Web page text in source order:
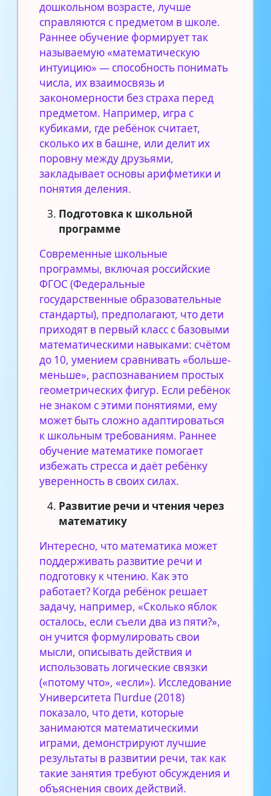
дошкольном возрасте, лучше
справляются с предметом в школе.
Раннее обучение формирует так
называемую «математическую
интуицию» — способность понимать
числа, их взаимосвязь и
закономерности без страха перед
предметом. Например, игра с
кубиками, где ребёнок считает,
сколько их в башне, или делит их
поровну между друзьями,
закладывает основы арифметики и
понятия деления.
Подготовка к школьной
программе
Современные школьные
программы, включая российские
ФГОС (Федеральные
государственные образовательные
стандарты), предполагают, что дети
приходят в первый класс с базовыми
математическими навыками: счётом
до 10, умением сравнивать «больше-
меньше», распознаванием простых
геометрических фигур. Если ребёнок
не знаком с этими понятиями, ему
может быть сложно адаптироваться
к школьным требованиям. Раннее
обучение математике помогает
избежать стресса и даёт ребёнку
уверенность в своих силах.
Развитие речи и чтения через
математику
Интересно, что математика может
поддерживать развитие речи и
подготовку к чтению. Как это
работает? Когда ребёнок решает
задачу, например, «Сколько яблок
осталось, если съели два из пяти?»,
он учится формулировать свои
мысли, описывать действия и
использовать логические связки
(«потому что», «если»). Исследование
Университета Пurdue (2018)
показало, что дети, которые
занимаются математическими
играми, демонстрируют лучшие
результаты в развитии речи, так как
такие занятия требуют обсуждения и
объяснения своих действий.